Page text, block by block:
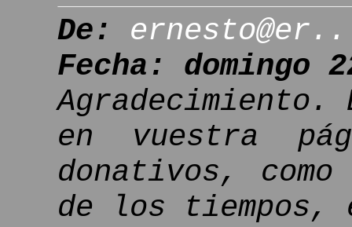
De:
Fecha: domingo
en vuestra
donativos,
de los tiempos,